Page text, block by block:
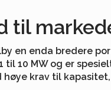
til
en enda bredere
10 MW og er
krav til